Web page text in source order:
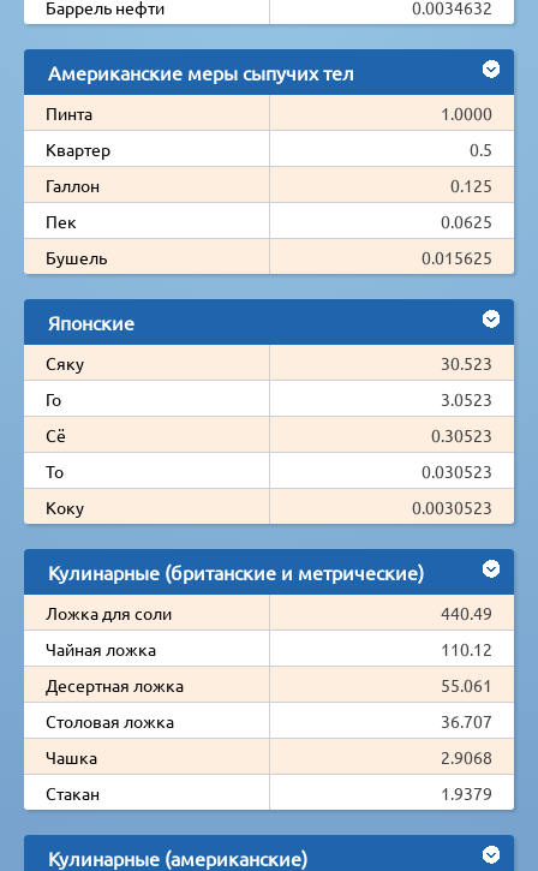
Баррель нефти 0.0034632
Американские меры сыпучих тел
Пинта
1.0000
Квартер
0.5
Галлон
0.125
Пек
0.0625
Бушель
0.015625
Японские
Сяку
30.523
Го
3.0523
Сё
0.30523
То
0.030523
Коку
0.0030523
Кулинарные (британские и метрические)
Ложка для соли
440.49
Чайная ложка
110.12
Десертная ложка
55.061
Столовая ложка
36.707
Чашка
2.9068
Стакан
1.9379
Кулинарные (американские)